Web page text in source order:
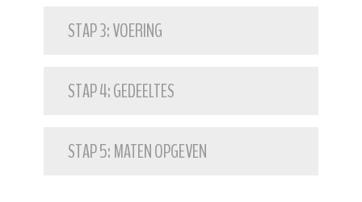
STAP 3: VOERING
STAP 4: GEDEELTES
STAP 5: MATEN OPGEVEN